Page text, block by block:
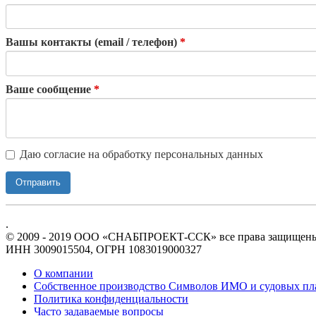
Вашы контакты (email / телефон) *
Ваше сообщение *
Даю согласие на обработку персональных данных
Отправить
.
© 2009 - 2019 ООО «СНАБПРОЕКТ-ССК» все права
ИНН 3009015504, ОГРН 1083019000327
О компании
Собственное производство Символов ИМО и судовых
Политика конфиденциальности
Часто задаваемые вопросы